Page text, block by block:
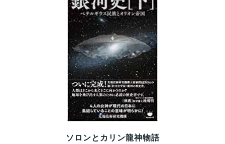
ソロンとカリン龍神物語